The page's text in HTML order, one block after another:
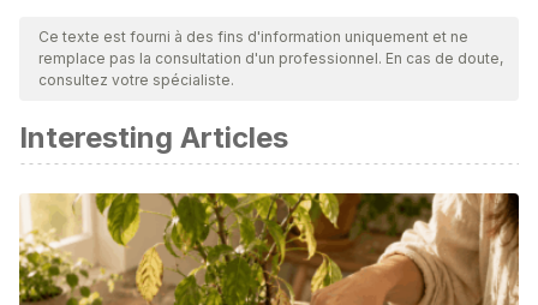
Ce texte est fourni à des fins d'information uniquement et ne
remplace pas la consultation d'un professionnel. En cas de doute,
consultez votre spécialiste.
Interesting Articles